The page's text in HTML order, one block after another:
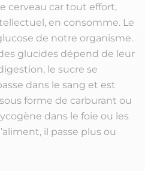
cerveau car tout effort,
en consomme. Le
de notre organisme.
glucides dépend de leur
le sucre se
dans le sang et est
forme de carburant ou
dans le foie ou les
il passe plus ou